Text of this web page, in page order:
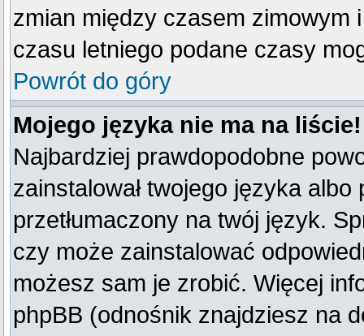
zmian między czasem zimowym
czasu letniego podane czasy
Powrót do góry
Mojego języka nie ma na liście!
Najbardziej prawdopodobne
zainstalował twojego języka
przetłumaczony na twój język.
czy może zainstalować
możesz sam je zrobić. Więcej
phpBB (odnośnik znajdziesz na